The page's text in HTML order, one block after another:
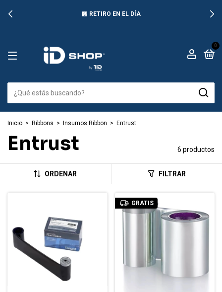
🏪 RETIRO EN EL DÍA
0
Inicio > Ribbons > Insumos Ribbon > Entrust
Entrust 6 productos
ORDENAR FILTRAR
GRATIS